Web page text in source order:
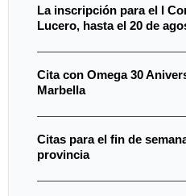
La inscripción para el I
Lucero, hasta el 20 de
Cita con Omega 30
Marbella
Citas para el fin de
provincia